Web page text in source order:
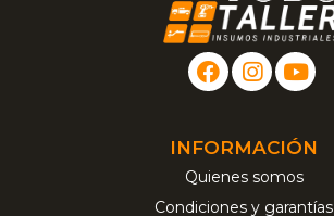
INFORMACIÓN
Quienes somos
Condiciones y garantías